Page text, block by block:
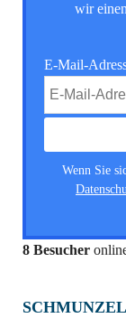
wir
E-Mail-
Wenn Sie
8 Besucher